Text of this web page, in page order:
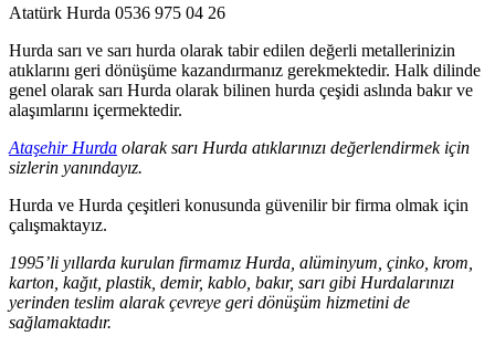
Atatürk Hurda 0536 975 04 26
Hurda sarı ve sarı hurda olarak tabir edilen değerli metallerinizin
atıklarını geri dönüşüme kazandırmanız gerekmektedir. Halk dilinde
genel olarak sarı Hurda olarak bilinen hurda çeşidi aslında bakır ve
alaşımlarını içermektedir.
Ataşehir Hurda olarak sarı Hurda atıklarınızı değerlendirmek için
sizlerin yanındayız.
Hurda ve Hurda çeşitleri konusunda güvenilir bir firma olmak için
çalışmaktayız.
1995’li yıllarda kurulan firmamız Hurda, alüminyum, çinko, krom,
karton, kağıt, plastik, demir, kablo, bakır, sarı gibi Hurdalarınızı
yerinden teslim alarak çevreye geri dönüşüm hizmetini de
sağlamaktadır.